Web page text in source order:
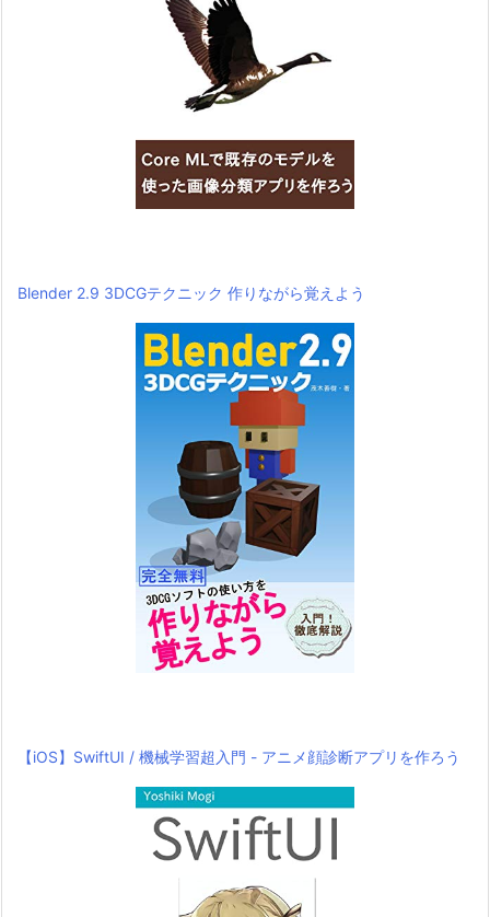
Blender 2.9 3DCGテクニック 作りながら覚えよう
【iOS】SwiftUI / 機械学習超入門 - アニメ顔診断アプリを作ろう